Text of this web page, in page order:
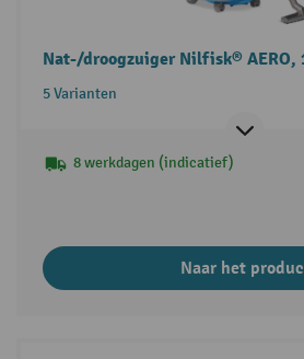
Nat-/droogzuiger Nilfisk® AERO,
5 Varianten
8 werkdagen (indicatief)
Naar het